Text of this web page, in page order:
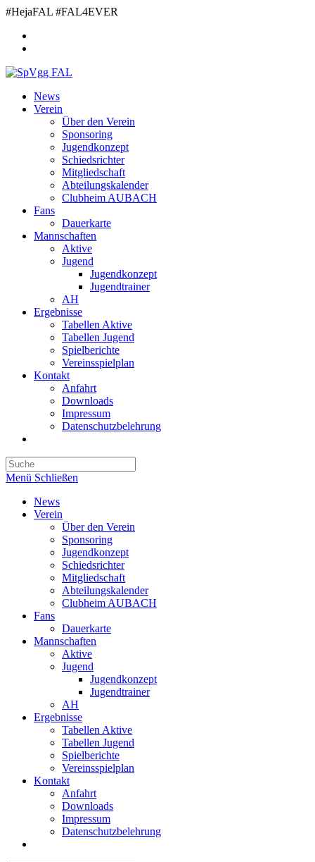
Zum
springen
#HejaFAL #FAL4EVER
News
Verein
Über den Verein
Sponsoring
Jugendkonzept
Schiedsrichter
Mitgliedschaft
Abteilungskalender
Clubheim AUBACH
Fans
Dauerkarte
Mannschaften
Aktive
Jugend
Jugendkonzept
Jugendtrainer
AH
Ergebnisse
Tabellen Aktive
Tabellen Jugend
Spielberichte
Vereinsspielplan
Kontakt
Anfahrt
Downloads
Impressum
Datenschutzbelehrung
search
Menü Schließen
News
Verein
Über den Verein
Sponsoring
Jugendkonzept
Schiedsrichter
Mitgliedschaft
Abteilungskalender
Clubheim AUBACH
Fans
Dauerkarte
Mannschaften
Aktive
Jugend
Jugendkonzept
Jugendtrainer
AH
Ergebnisse
Tabellen Aktive
Tabellen Jugend
Spielberichte
Vereinsspielplan
Kontakt
Anfahrt
Downloads
Impressum
Datenschutzbelehrung